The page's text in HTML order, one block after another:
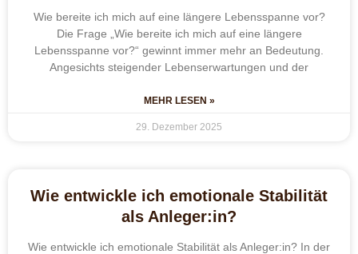
Wie bereite ich mich auf eine längere Lebensspanne vor?
Die Frage „Wie bereite ich mich auf eine längere
Lebensspanne vor?“ gewinnt immer mehr an Bedeutung.
Angesichts steigender Lebenserwartungen und der
MEHR LESEN »
29. Dezember 2025
Wie entwickle ich emotionale Stabilität
als Anleger:in?
Wie entwickle ich emotionale Stabilität als Anleger:in? In der